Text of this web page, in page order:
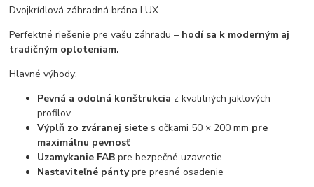
Dvojkrídlová záhradná brána LUX
Perfektné riešenie pre vašu záhradu – hodí sa k moderným aj
tradičným oploteniam.
Hlavné výhody:
Pevná a odolná konštrukcia z kvalitných jaklových
profilov
Výplň zo zváranej siete s očkami 50 × 200 mm pre
maximálnu pevnosť
Uzamykanie FAB pre bezpečné uzavretie
Nastaviteľné pántypre presné osadenie